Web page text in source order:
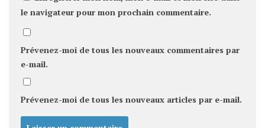
le navigateur pour mon prochain commentaire.
Prévenez-moi de tous les nouveaux commentaires par
e-mail.
Prévenez-moi de tous les nouveaux articles par e-mail.